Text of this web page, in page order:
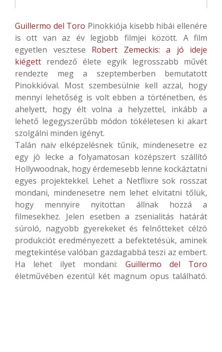
Guillermo del Toro Pinokkiója kisebb hibái ellenére
is ott van az év legjobb filmjei között. A film
egyetlen vesztese Robert Zemeckis: a jó ideje
kiégett rendező élete egyik legrosszabb művét
rendezte meg a szeptemberben bemutatott
Pinokkióval. Most szembesülnie kell azzal, hogy
mennyi lehetőség is volt ebben a történetben, és
ahelyett, hogy élt volna a helyzettel, inkább a
lehető legegyszerűbb módon tökéletesen ki akart
szolgálni minden igényt.
Talán naiv elképzelésnek tűnik, mindenesetre ez
egy jó lecke a folyamatosan középszert szállító
Hollywoodnak, hogy érdemesebb lenne kockáztatni
egyes projektekkel. Lehet a Netflixre sok rosszat
mondani, mindenesetre nem lehet elvitatni tőlük,
hogy mennyire nyitottan állnak hozzá a
filmesekhez. Jelen esetben a zsenialitás határát
súroló, nagyobb gyerekeket és felnőtteket célzó
produkciót eredményezett a befektetésük, aminek
megtekintése valóban gazdagabbá teszi az embert.
Ha lehet ilyet mondani: Guillermo del Toro
életművében ezentúl két magnum opus található.